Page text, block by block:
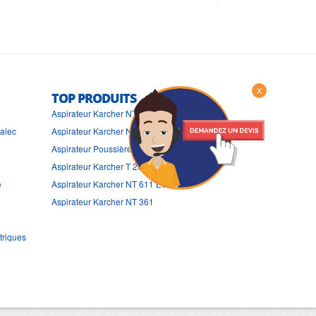
TOP PRODUITS
Aspirateur Karcher NT 361 ECO
Aspirateur Karcher NT 55/1 ECO
Aspirateur Poussières Karcher IV 60/27
Aspirateur Karcher T 201
Aspirateur Karcher NT 611 ECO
Aspirateur Karcher NT 361
X